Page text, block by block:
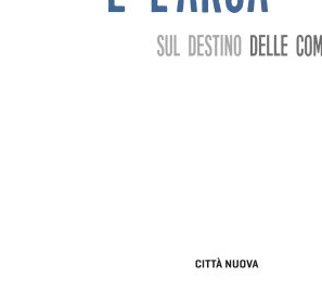
AGGIUNGI AL CARRELLO